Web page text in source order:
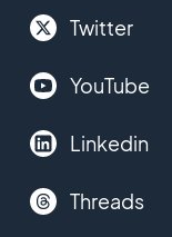
Twitter
YouTube
Linkedin
Threads